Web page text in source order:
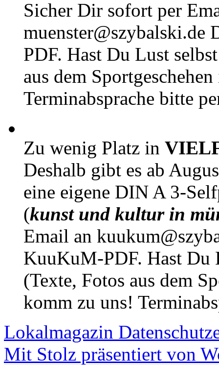
Sicher Dir sofort per
muenster@szybalski.de
PDF. Hast Du Lust
aus dem
Terminabsprache bitte
Zu wenig Platz in
Deshalb gibt es ab
eine eigene DIN A 3-
(kunst und kultur in
Email an
KuuKuM-PDF. Hast Du
(Texte, Fotos aus dem
komm zu uns!
Lokalmagazin
Mit Stolz präsentiert von